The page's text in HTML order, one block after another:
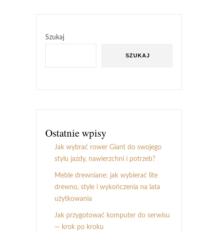
Szukaj
SZUKAJ
Ostatnie wpisy
Jak wybrać rower Giant do swojego
stylu jazdy, nawierzchni i potrzeb?
Meble drewniane: jak wybierać lite
drewno, style i wykończenia na lata
użytkowania
Jak przygotować komputer do serwisu
— krok po kroku